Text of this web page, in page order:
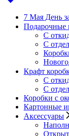
7 Мая День
Подарочные
С
С
Крафт
С
С
Коробки с
Картонные
Аксессуары